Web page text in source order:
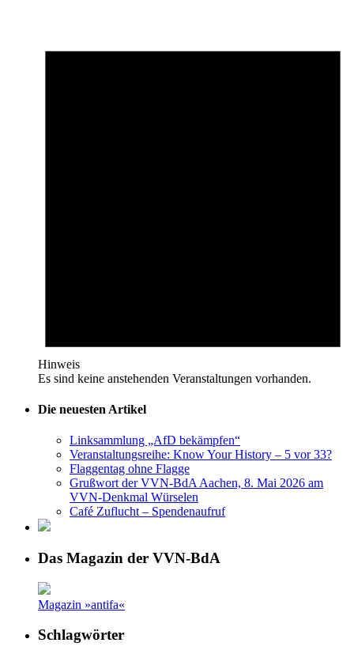
Hinweis
Es sind keine anstehenden Veranstaltungen vorhanden.
Die neuesten Artikel
Linksammlung „AfD bekämpfen“
Veranstaltungsreihe: Know Your History – 5 vor 33?
Flaggentag ohne Flagge
Grußwort der VVN-BdA Aachen, 8. Mai 2026 am
VVN-Denkmal Würselen
Café Zuflucht – Spendenaufruf
Das Magazin der VVN-BdA
Magazin »antifa«
Schlagwörter